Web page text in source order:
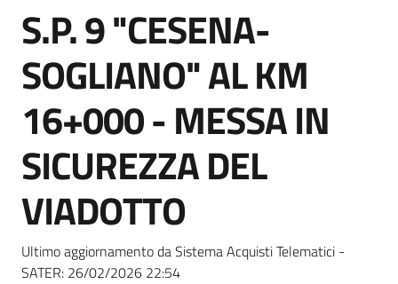
Bandi
e
di
Supporto
telematiche
Salta al contenuto
S.P. 9 "CESENA-
SOGLIANO" AL KM
16+000 - MESSA IN
SICUREZZA DEL
VIADOTTO
Ultimo aggiornamento da Sistema Acquisti Telematici -
SATER: 26/02/2026 22:54